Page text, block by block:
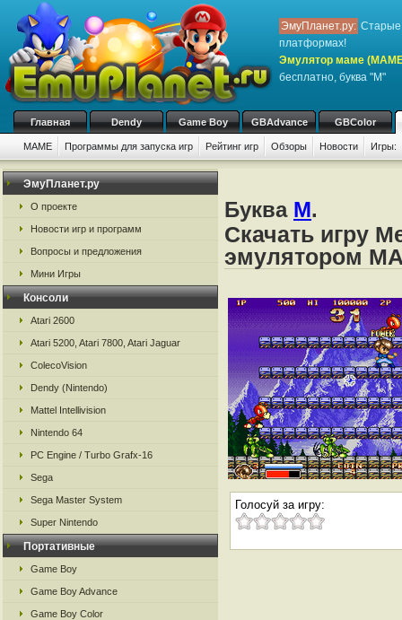
ЭмуПланет.ру: Старые
платформах!
Эмулятор маме
бесплатно, буква "M"
Главная Dendy Game Boy GBAdvance GBColor
MAME Программы для запуска игр Рейтинг игр Обзоры Новости Игры:
ЭмуПланет.ру
О проекте
Новости игр и программ
Вопросы и предложения
Мини Игры
Консоли
Atari 2600
Atari 5200, Atari 7800, Atari Jaguar
ColecoVision
Dendy (Nintendo)
Mattel Intellivision
Nintendo 64
PC Engine / Turbo Grafx-16
Sega
Sega Master System
Super Nintendo
Портативные
Game Boy
Game Boy Advance
Game Boy Color
Буква M.
Скачать игру
эмулятором
Голосуй за игру: